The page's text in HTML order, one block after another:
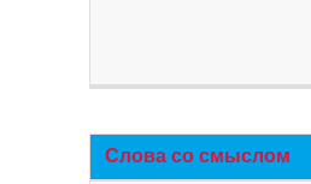
Слова со смыслом